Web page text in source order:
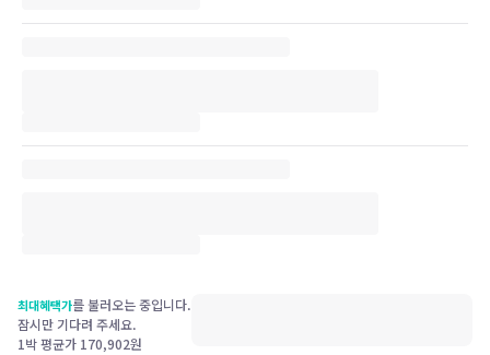
최대혜택가를 불러오는 중입니다.
잠시만 기다려 주세요.
1박 평균가 170,902원